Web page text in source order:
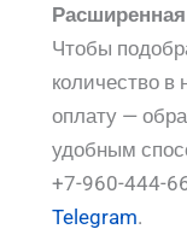
Расширенная
Чтобы
количество в
оплату —
удобным
+7-960-444-
Telegram.